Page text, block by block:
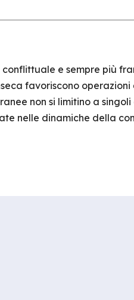
e sempre più
favoriscono operazioni
non si limitino a
nelle dinamiche della